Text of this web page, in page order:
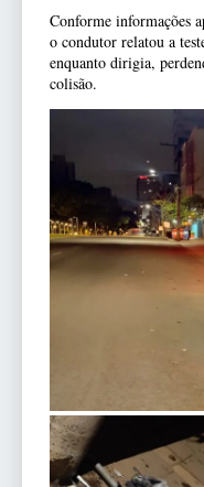
Conforme informações
o condutor relatou a
enquanto dirigia,
colisão.